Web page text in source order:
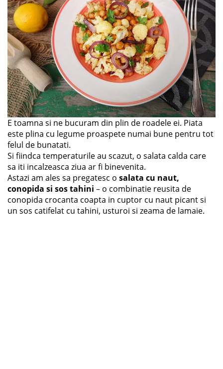
E toamna si ne bucuram din plin de roadele ei. Piata
este plina cu legume proaspete numai bune pentru tot
felul de bunatati.
Si fiindca temperaturile au scazut, o salata calda care
sa iti incalzeasca ziua ar fi binevenita.
Astazi am ales sa pregatesc o salata cu naut,
conopida si sos tahini – o combinatie reusita de
conopida crocanta coapta in cuptor cu naut picant si
un sos catifelat cu tahini, usturoi si zeama de lamaie.